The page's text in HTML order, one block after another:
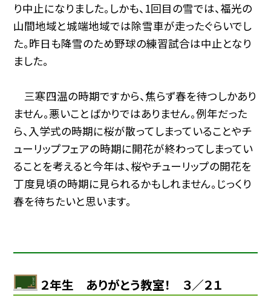
り中止になりました。しかも、1回目の雪では、福光の
山間地域と城端地域では除雪車が走ったぐらいでし
た。昨日も降雪のため野球の練習試合は中止となり
ました。
三寒四温の時期ですから、焦らず春を待つしかあり
ません。悪いことばかりではありません。例年だった
ら、入学式の時期に桜が散ってしまっていることやチ
ューリップフェアの時期に開花が終わってしまってい
ることを考えると今年は、桜やチューリップの開花を
丁度見頃の時期に見られるかもしれません。じっくり
春を待ちたいと思います。
２年生 ありがとう教室！ ３／２１